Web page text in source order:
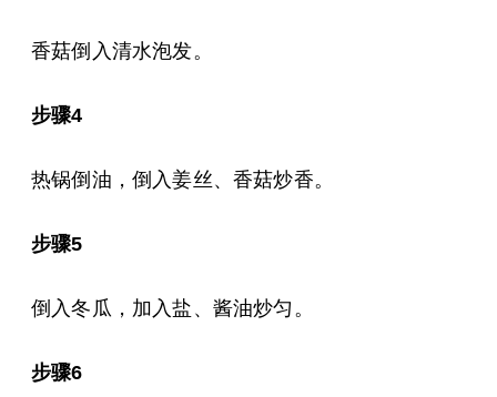
香菇倒入清水泡发。
步骤4
热锅倒油，倒入姜丝、香菇炒香。
步骤5
倒入冬瓜，加入盐、酱油炒匀。
步骤6